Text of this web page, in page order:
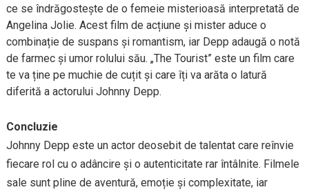
ce se îndrăgostește de o femeie misterioasă interpretată de
Angelina Jolie. Acest film de acțiune și mister aduce o
combinație de suspans și romantism, iar Depp adaugă o notă
de farmec și umor rolului său. „The Tourist” este un film care
te va ține pe muchie de cuțit și care îți va arăta o latură
diferită a actorului Johnny Depp.
Concluzie
Johnny Depp este un actor deosebit de talentat care reînvie
fiecare rol cu o adâncire și o autenticitate rar întâlnite. Filmele
sale sunt pline de aventură, emoție și complexitate, iar